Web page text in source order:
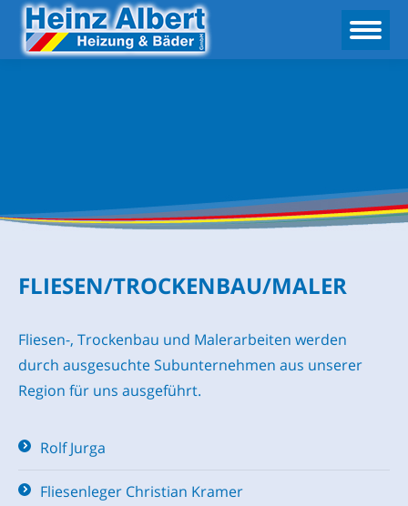
FLIESEN/TROCKENBAU/MALER
Fliesen-, Trockenbau und Malerarbeiten werden
durch ausgesuchte Subunternehmen aus unserer
Region für uns ausgeführt.
Rolf Jurga
Fliesenleger Christian Kramer